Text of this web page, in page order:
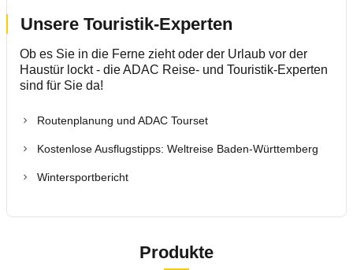
Unsere Touristik-Experten
Ob es Sie in die Ferne zieht oder der Urlaub vor der
Haustür lockt - die ADAC Reise- und Touristik-Experten
sind für Sie da!
Routenplanung und ADAC Tourset
Kostenlose Ausflugstipps: Weltreise Baden-Württemberg
Wintersportbericht
Produkte